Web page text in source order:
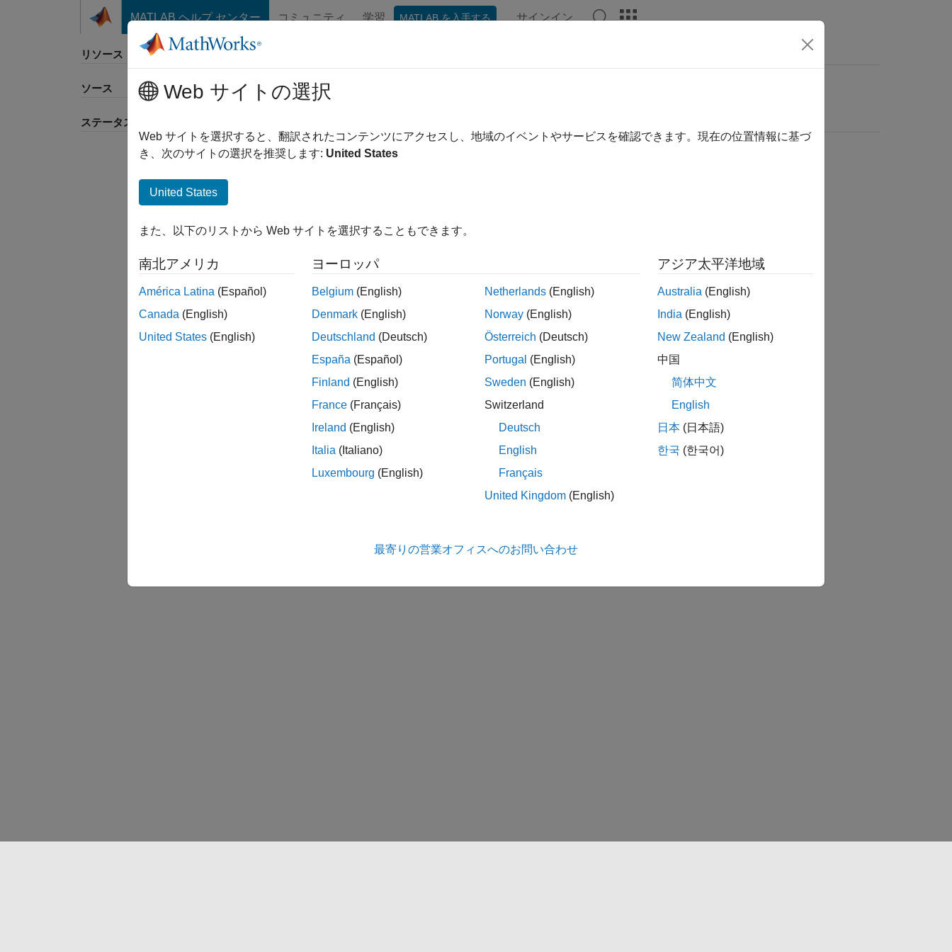
コンテンツへスキップ
MATLAB ヘルプ センター コミュニティ 学習 MATLAB を入手する サインイン
リソース
ソース
ステータス
並べ替え
Web サイトの選択
Web サイトを選択すると、翻訳されたコンテンツにアクセスし、地域のイベントやサービスを確認できます。現在の位置情報に基づ
き、次のサイトの選択を推奨します: United States
United States
また、以下のリストから Web サイトを選択することもできます。
南北アメリカ
América Latina (Español)
Canada (English)
United States (English)
ヨーロッパ
Belgium (English)
Denmark (English)
Deutschland (Deutsch)
España (Español)
Finland (English)
France (Français)
Ireland (English)
Italia (Italiano)
Luxembourg (English)
Netherlands (English)
Norway (English)
Österreich (Deutsch)
Portugal (English)
Sweden (English)
Switzerland
Deutsch
English
Français
United Kingdom (English)
アジア太平洋地域
Australia (English)
India (English)
New Zealand (English)
中国
简体中文
English
日本 (日本語)
한국 (한국어)
最寄りの営業オフィスへのお問い合わせ